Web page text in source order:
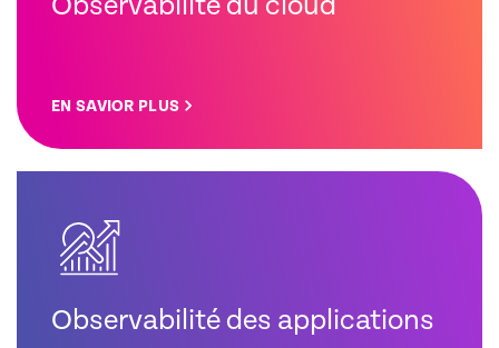
EN SAVIOR PLUS
Observabilité des applications